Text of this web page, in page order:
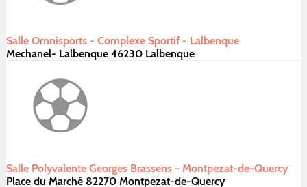
Salle Omnisports - Complexe Sportif - Lalbenque
Mechanel- Lalbenque 46230 Lalbenque
Salle Polyvalente Georges Brassens - Montpezat-de-Quercy
Place du Marché 82270 Montpezat-de-Quercy